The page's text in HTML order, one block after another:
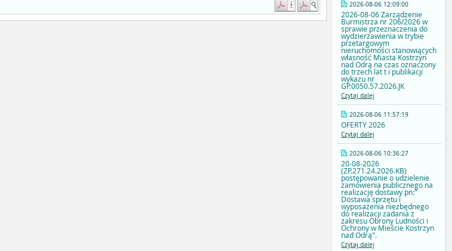
2026-08-06 12:09:00
2026-08-06 Zarządzenie
Burmistrza nr 206/2026 w
sprawie przeznaczenia do
wydzierżawienia w trybie
przetargowym
nieruchomości stanowiących
własność Miasta Kostrzyn
nad Odrą na czas oznaczony
do trzech lat t i publikacji
wykazu nr
GP.0050.57.2026.JK
Czytaj dalej
2026-08-06 11:57:19
OFERTY 2026
Czytaj dalej
2026-08-06 10:36:27
20-08-2026
(ZP.271.24.2026.KB)
postępowanie o udzielenie
zamówienia publicznego na
realizację dostawy pn:"
Dostawa sprzętu i
wyposażenia niezbędnego
do realizacji zadania z
zakresu Obrony Ludności i
Ochrony w Mieście Kostrzyn
nad Odrą".
Czytaj dalej